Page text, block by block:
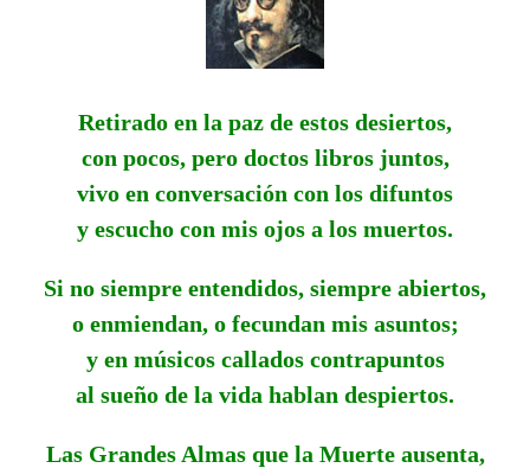
Retirado en la paz de estos desiertos,
con pocos, pero doctos libros juntos,
vivo en conversación con los difuntos
y escucho con mis ojos a los muertos.
Si no siempre entendidos, siempre abiertos,
o enmiendan, o fecundan mis asuntos;
y en músicos callados contrapuntos
al sueño de la vida hablan despiertos.
Las Grandes Almas que la Muerte ausenta,